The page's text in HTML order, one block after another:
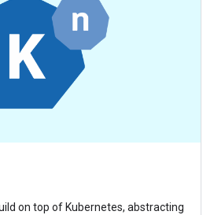
on top of Kubernetes, abstracting